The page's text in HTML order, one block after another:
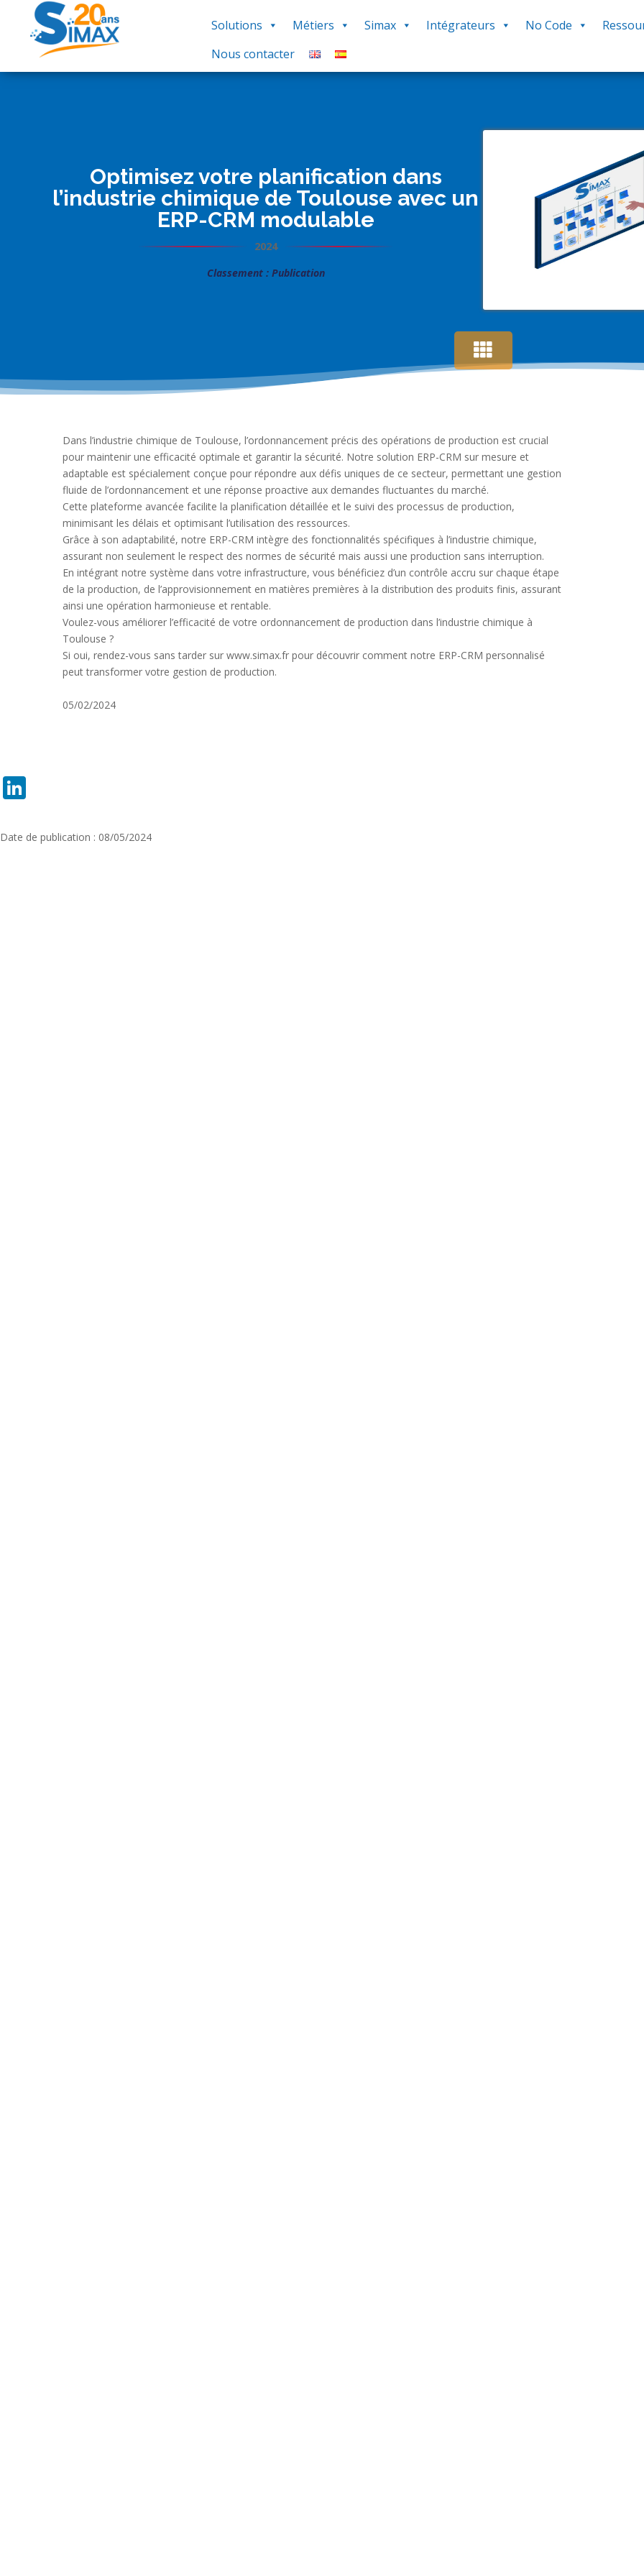
Solutions Métiers Simax Intégrateurs No Code
Nous contacter
Optimisez votre planification dans
l’industrie chimique de Toulouse avec un
ERP-CRM modulable
2024
Classement : Publication
Dans l’industrie chimique de Toulouse, l’ordonnancement précis des opérations de production est crucial
pour maintenir une efficacité optimale et garantir la sécurité. Notre solution ERP-CRM sur mesure et
adaptable est spécialement conçue pour répondre aux défis uniques de ce secteur, permettant une gestion
fluide de l’ordonnancement et une réponse proactive aux demandes fluctuantes du marché.
Cette plateforme avancée facilite la planification détaillée et le suivi des processus de production,
minimisant les délais et optimisant l’utilisation des ressources.
Grâce à son adaptabilité, notre ERP-CRM intègre des fonctionnalités spécifiques à l’industrie chimique,
assurant non seulement le respect des normes de sécurité mais aussi une production sans interruption.
En intégrant notre système dans votre infrastructure, vous bénéficiez d’un contrôle accru sur chaque étape
de la production, de l’approvisionnement en matières premières à la distribution des produits finis, assurant
ainsi une opération harmonieuse et rentable.
Voulez-vous améliorer l’efficacité de votre ordonnancement de production dans l’industrie chimique à
Toulouse ?
Si oui, rendez-vous sans tarder sur www.simax.fr pour découvrir comment notre ERP-CRM personnalisé
peut transformer votre gestion de production.
05/02/2024
Date de publication : 08/05/2024